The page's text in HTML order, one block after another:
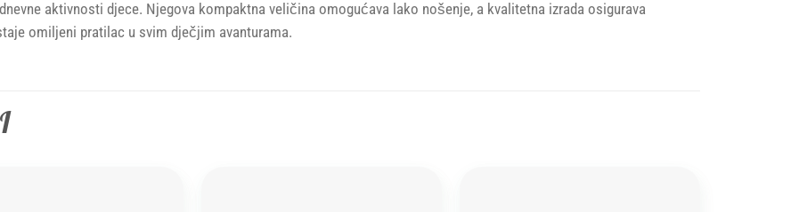
aktivnosti djece. Njegova kompaktna veličina omogućava lako nošenje, a kvalitetna izrada osigurava
omiljeni pratilac u svim dječjim avanturama.